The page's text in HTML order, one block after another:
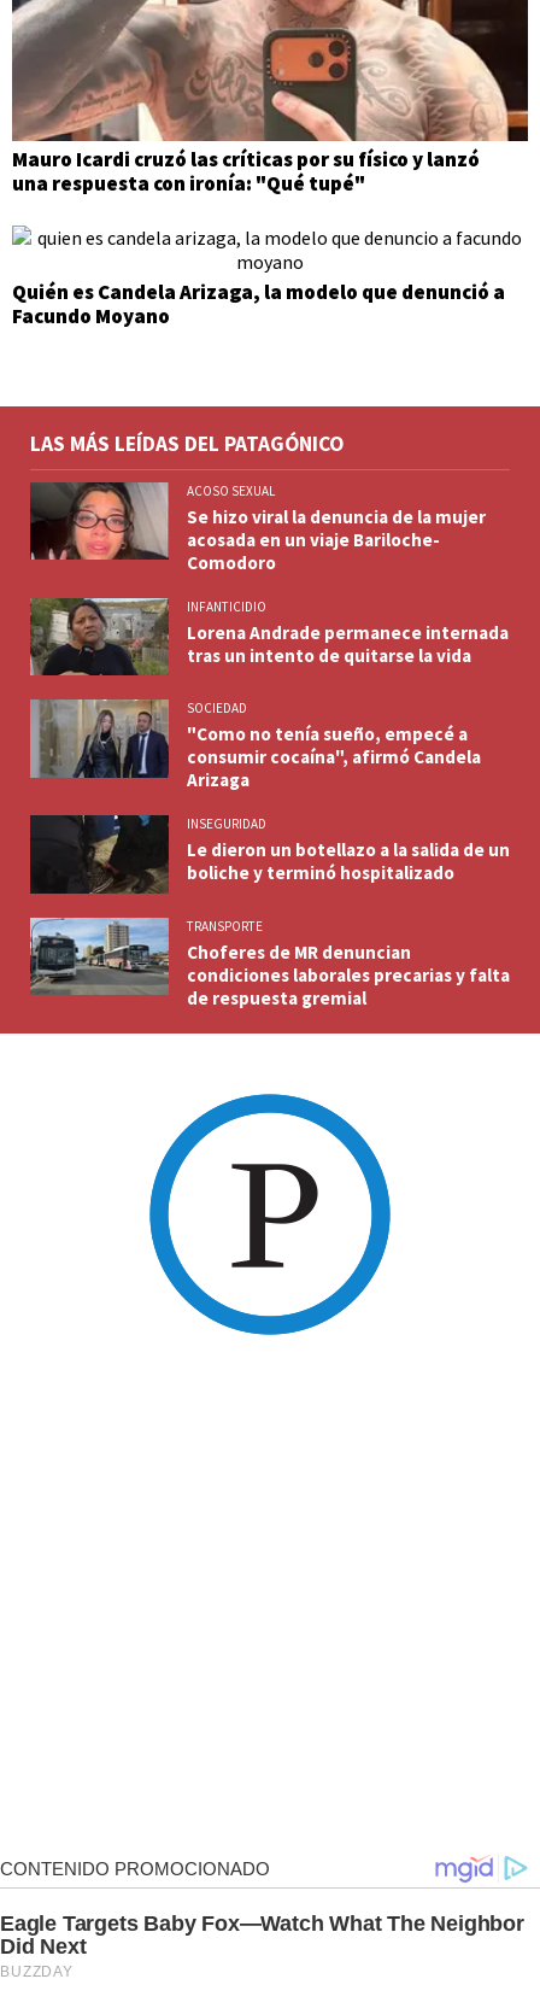
Mauro Icardi cruzó las críticas por su físico y lanzó
una respuesta con ironía: "Qué tupé"
Quién es Candela Arizaga, la modelo que denunció a
Facundo Moyano
LAS MÁS LEÍDAS DEL PATAGÓNICO
ACOSO SEXUAL
Se hizo viral la denuncia de la mujer
acosada en un viaje Bariloche-
Comodoro
INFANTICIDIO
Lorena Andrade permanece internada
tras un intento de quitarse la vida
SOCIEDAD
"Como no tenía sueño, empecé a
consumir cocaína", afirmó Candela
Arizaga
INSEGURIDAD
Le dieron un botellazo a la salida de un
boliche y terminó hospitalizado
TRANSPORTE
Choferes de MR denuncian
condiciones laborales precarias y falta
de respuesta gremial